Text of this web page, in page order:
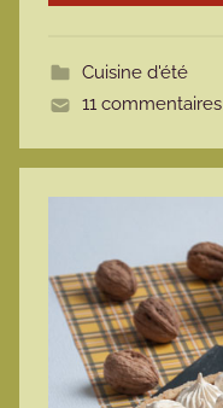
Cuisine d'été
11 commentaires